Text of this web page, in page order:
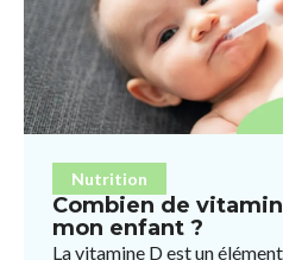
Nutrition
Combien de
mon enfant ?
La vitamine D est un